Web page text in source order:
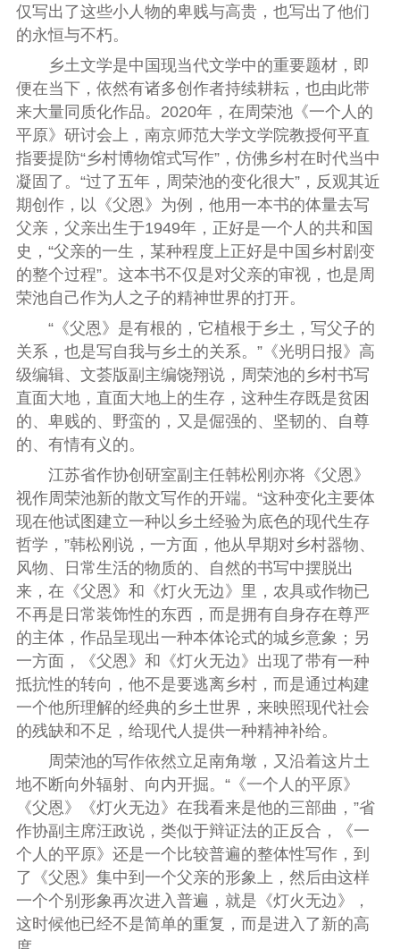
仅写出了这些小人物的卑贱与高贵，也写出了他们
的永恒与不朽。
乡土文学是中国现当代文学中的重要题材，即
便在当下，依然有诸多创作者持续耕耘，也由此带
来大量同质化作品。2020年，在周荣池《一个人的
平原》研讨会上，南京师范大学文学院教授何平直
指要提防“乡村博物馆式写作”，仿佛乡村在时代当中
凝固了。“过了五年，周荣池的变化很大”，反观其近
期创作，以《父恩》为例，他用一本书的体量去写
父亲，父亲出生于1949年，正好是一个人的共和国
史，“父亲的一生，某种程度上正好是中国乡村剧变
的整个过程”。这本书不仅是对父亲的审视，也是周
荣池自己作为人之子的精神世界的打开。
“《父恩》是有根的，它植根于乡土，写父子的
关系，也是写自我与乡土的关系。”《光明日报》高
级编辑、文荟版副主编饶翔说，周荣池的乡村书写
直面大地，直面大地上的生存，这种生存既是贫困
的、卑贱的、野蛮的，又是倔强的、坚韧的、自尊
的、有情有义的。
江苏省作协创研室副主任韩松刚亦将《父恩》
视作周荣池新的散文写作的开端。“这种变化主要体
现在他试图建立一种以乡土经验为底色的现代生存
哲学，”韩松刚说，一方面，他从早期对乡村器物、
风物、日常生活的物质的、自然的书写中摆脱出
来，在《父恩》和《灯火无边》里，农具或作物已
不再是日常装饰性的东西，而是拥有自身存在尊严
的主体，作品呈现出一种本体论式的城乡意象；另
一方面，《父恩》和《灯火无边》出现了带有一种
抵抗性的转向，他不是要逃离乡村，而是通过构建
一个他所理解的经典的乡土世界，来映照现代社会
的残缺和不足，给现代人提供一种精神补给。
周荣池的写作依然立足南角墩，又沿着这片土
地不断向外辐射、向内开掘。“《一个人的平原》
《父恩》《灯火无边》在我看来是他的三部曲，”省
作协副主席汪政说，类似于辩证法的正反合，《一
个人的平原》还是一个比较普遍的整体性写作，到
了《父恩》集中到一个父亲的形象上，然后由这样
一个个别形象再次进入普遍，就是《灯火无边》，
这时候他已经不是简单的重复，而是进入了新的高